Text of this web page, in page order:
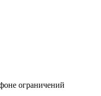
ограничений